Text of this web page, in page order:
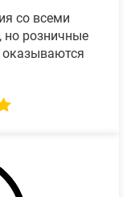
со всеми
розничные
оказываются